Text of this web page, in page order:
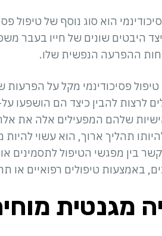
הוא סוג נוסף של טיפול
היבטים שונים של חייו בעבר
ההפרעה הנפשית שלו.
טיפול פסיכודינמי מקל על הפרעות
לרצות להבין כיצד הם הושפעו
שלהם המפעילים אלה את
תהליך ארוך, הוא עשוי
בין מפגשי הטיפול לתסמינים
באמצעות טיפולים רפואיים או
מגנטית